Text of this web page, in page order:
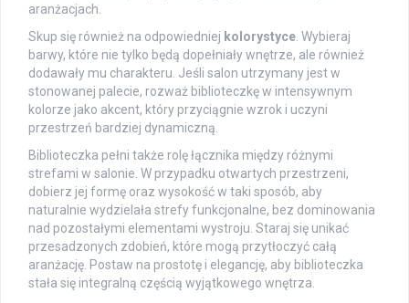
aranżacjach.
Skup się również na odpowiedniej kolorystyce . Wybieraj
barwy, które nie tylko będą dopełniały wnętrze, ale również
dodawały mu charakteru. Jeśli salon utrzymany jest w
stonowanej palecie, rozważ biblioteczkę w intensywnym
kolorze jako akcent, który przyciągnie wzrok i uczyni
przestrzeń bardziej dynamiczną.
Biblioteczka pełni także rolę łącznika między różnymi
strefami w salonie. W przypadku otwartych przestrzeni,
dobierz jej formę oraz wysokość w taki sposób, aby
naturalnie wydzielała strefy funkcjonalne, bez dominowania
nad pozostałymi elementami wystroju. Staraj się unikać
przesadzonych zdobień, które mogą przytłoczyć całą
aranżację. Postaw na prostotę i elegancję, aby biblioteczka
stała się integralną częścią wyjątkowego wnętrza.